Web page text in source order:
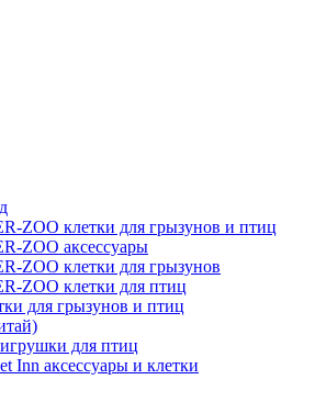
ZOO клетки для грызунов и птиц
ZOO аксессуары
ZOO клетки для грызунов
ZOO клетки для птиц
для грызунов и птиц
для птиц
Inn аксессуары и клетки